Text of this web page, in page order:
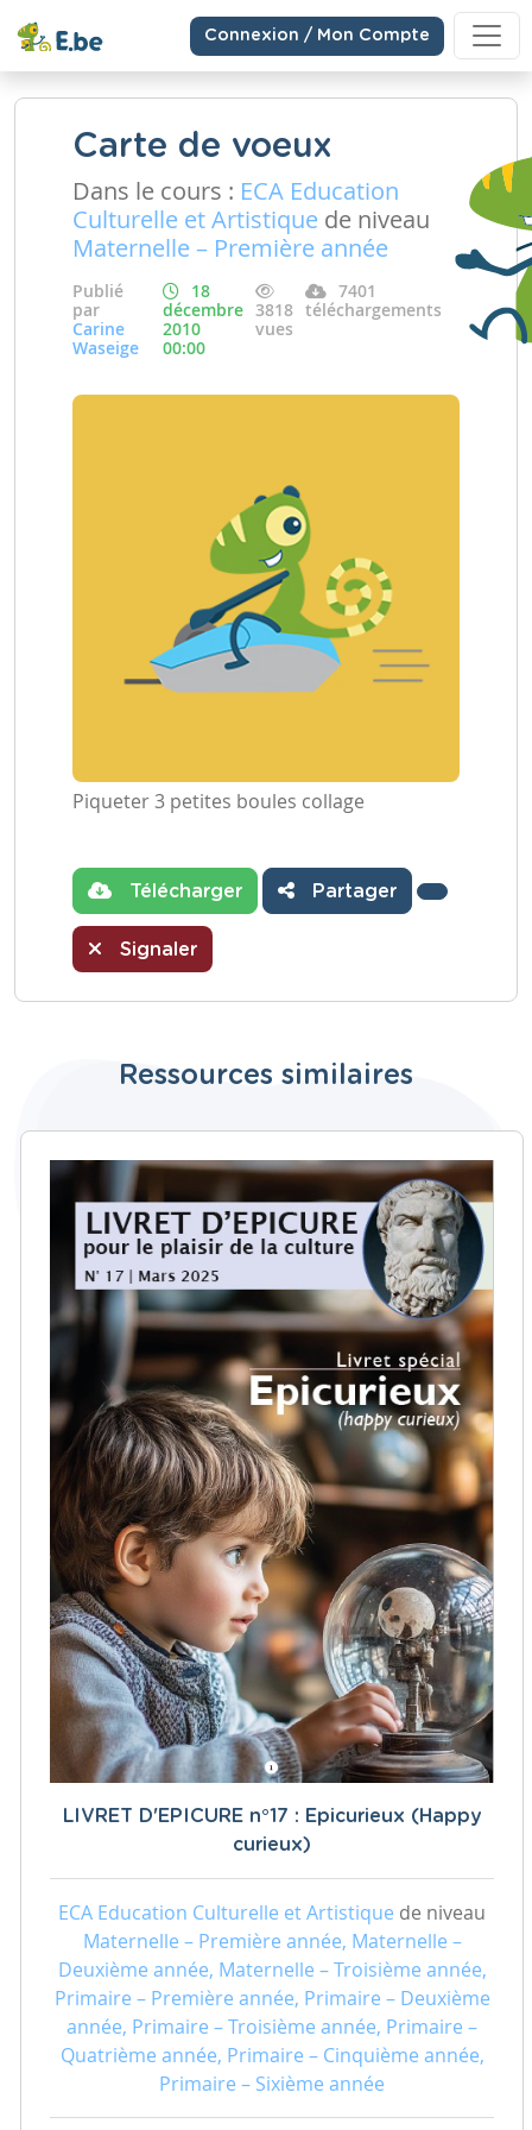
Connexion / Mon Compte
Carte de voeux
Dans le cours : ECA Education
Culturelle et Artistique de niveau
Maternelle – Première année
Publié
par
Carine
Waseige
18
décembre
2010
00:00
3818
vues
7401
téléchargements
Piqueter 3 petites boules collage
Télécharger Partager
Signaler
Ressources similaires
LIVRET D'EPICURE n°17 : Epicurieux (Happy
curieux)
ECA Education Culturelle et Artistique de niveau
Maternelle – Première année, Maternelle –
Deuxième année, Maternelle – Troisième année,
Primaire – Première année, Primaire – Deuxième
année, Primaire – Troisième année, Primaire –
Quatrième année, Primaire – Cinquième année,
Primaire – Sixième année